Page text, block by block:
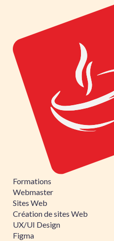
Formations
Webmaster
Sites Web
Création de sites Web
UX/UI Design
Figma